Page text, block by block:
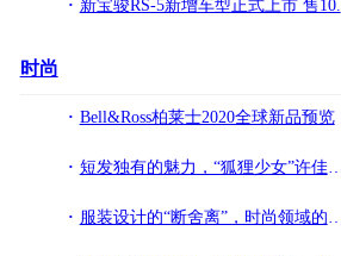
新宝骏RS-5新增车型正式上市 售10.28万元
时尚
Bell&Ross柏莱士2020全球新品预览
短发独有的魅力，“狐狸少女”许佳琪，真实身份是时尚博主？
服装设计的“断舍离”，时尚领域的减法哲学